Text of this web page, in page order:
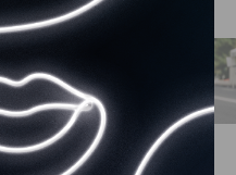
France